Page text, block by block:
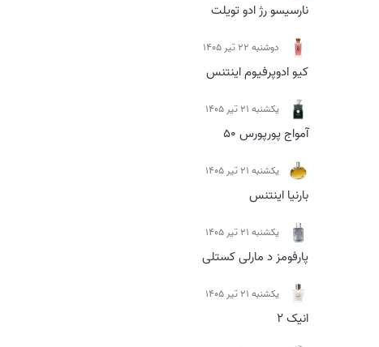
نارسیسو رژ ادو تویلت
دوشنبه 22 تیر 1405
کیو ادوپرفیوم اینتنس
يكشنبه 21 تیر 1405
آمواج پورپورس 50
يكشنبه 21 تیر 1405
بارنیا اینتنس
يكشنبه 21 تیر 1405
پارفومز د مارلی کستلی
يكشنبه 21 تیر 1405
انیک 2